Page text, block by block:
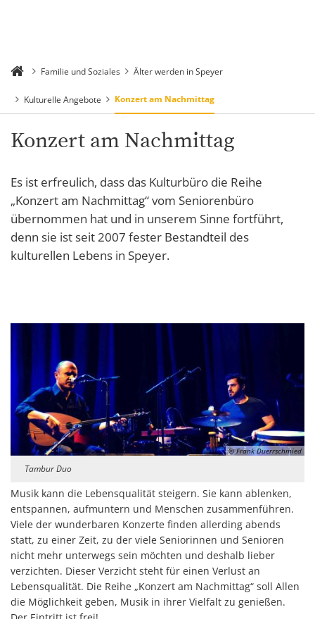
Familie und Soziales Älter werden in Speyer
Kulturelle Angebote Konzert am Nachmittag
Konzert am Nachmittag
Es ist erfreulich, dass das Kulturbüro die Reihe
„Konzert am Nachmittag“ vom Seniorenbüro
übernommen hat und in unserem Sinne fortführt,
denn sie ist seit 2007 fester Bestandteil des
kulturellen Lebens in Speyer.
© Frank Duerrschmied
Tambur Duo
Musik kann die Lebensqualität steigern. Sie kann ablenken,
entspannen, aufmuntern und Menschen zusammenführen.
Viele der wunderbaren Konzerte finden allerding abends
statt, zu einer Zeit, zu der viele Seniorinnen und Senioren
nicht mehr unterwegs sein möchten und deshalb lieber
verzichten. Dieser Verzicht steht für einen Verlust an
Lebensqualität. Die Reihe „Konzert am Nachmittag“ soll Allen
die Möglichkeit geben, Musik in ihrer Vielfalt zu genießen.